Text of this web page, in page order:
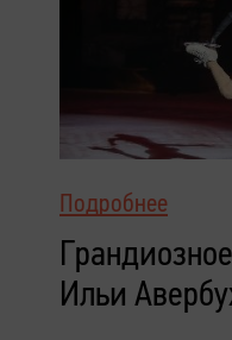
Подробнее
Ильи